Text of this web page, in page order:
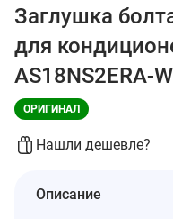
Заглушка
для
AS18NS2ERA-W
ОРИГИНАЛ
Нашли дешевле?
Описание